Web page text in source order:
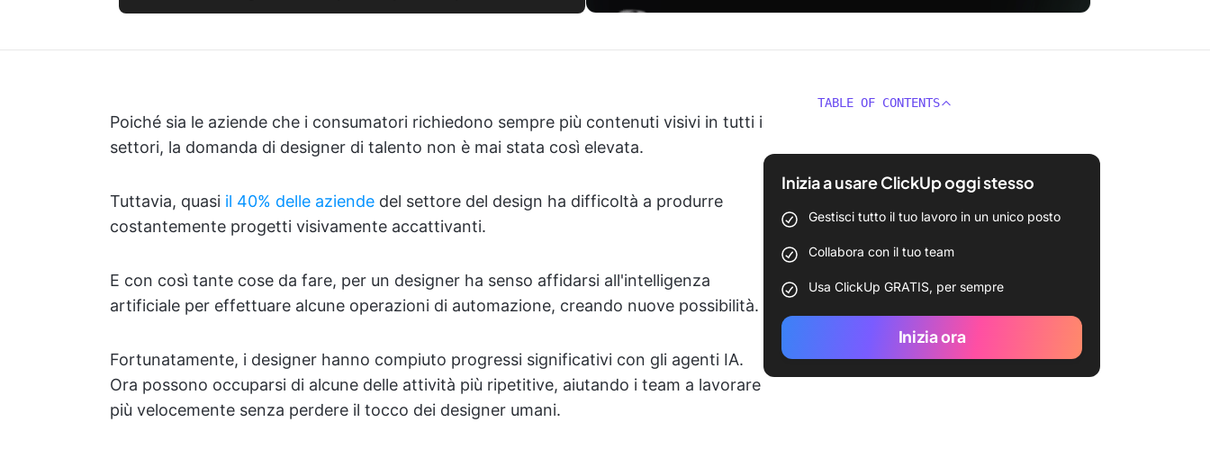
Poiché sia le aziende che i consumatori richiedono sempre più contenuti visivi in tutti i
settori, la domanda di designer di talento non è mai stata così elevata.
Tuttavia, quasi il 40% delle aziende del settore del design ha difficoltà a produrre
costantemente progetti visivamente accattivanti.
E con così tante cose da fare, per un designer ha senso affidarsi all'intelligenza
artificiale per effettuare alcune operazioni di automazione, creando nuove possibilità.
Fortunatamente, i designer hanno compiuto progressi significativi con gli agenti IA.
Ora possono occuparsi di alcune delle attività più ripetitive, aiutando i team a lavorare
più velocemente senza perdere il tocco dei designer umani.
TABLE OF CONTENTS
Inizia a usare ClickUp oggi stesso
Gestisci tutto il tuo lavoro in un unico posto
Collabora con il tuo team
Usa ClickUp GRATIS, per sempre
Inizia ora